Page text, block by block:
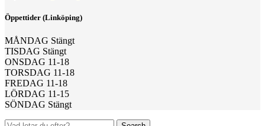
Öppettider (Linköping)
MÅNDAG Stängt
TISDAG Stängt
ONSDAG 11-18
TORSDAG 11-18
FREDAG 11-18
LÖRDAG 11-15
SÖNDAG Stängt